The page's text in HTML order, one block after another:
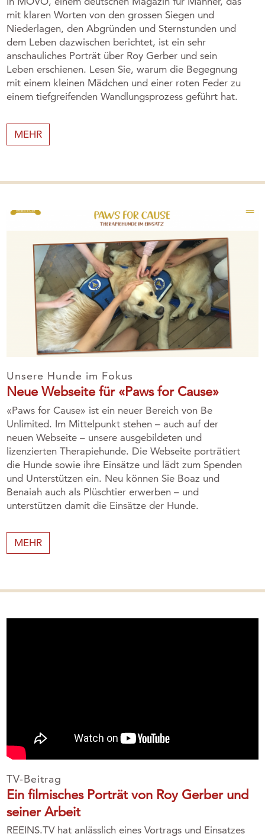
mit klaren Worten von den grossen Siegen und
Niederlagen, den Abgründen und Sternstunden und
dem Leben dazwischen berichtet, ist ein sehr
anschauliches Porträt über Roy Gerber und sein
Leben erschienen. Lesen Sie, warum die Begegnung
mit einem kleinen Mädchen und einer roten Feder zu
einem tiefgreifenden Wandlungsprozess geführt hat.
MEHR
Unsere Hunde im Fokus
Neue Webseite für «Paws for Cause»
«Paws for Cause» ist ein neuer Bereich von Be
Unlimited. Im Mittelpunkt stehen – auch auf der
neuen Webseite – unsere ausgebildeten und
lizenzierten Therapiehunde. Die Webseite porträtiert
die Hunde sowie ihre Einsätze und lädt zum Spenden
und Unterstützen ein. Neu können Sie Boaz und
Benaiah auch als Plüschtier erwerben – und
unterstützen damit die Einsätze der Hunde.
MEHR
TV-Beitrag
Ein filmisches Porträt von Roy Gerber und
seiner Arbeit
REEINS.TV hat anlässlich eines Vortrags und Einsatzes